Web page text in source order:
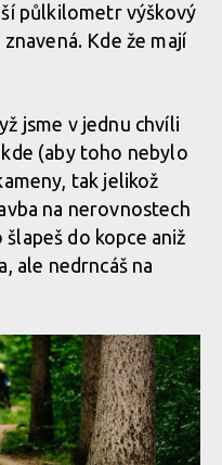
půlkilometr výškový
Kde že mají
jsme v jednu chvíli
(aby toho nebylo
tak jelikož
na nerovnostech
do kopce aniž
ale nedrncáš na